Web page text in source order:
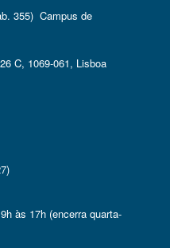
355) Campus de
C, 1069-061, Lisboa
às 17h (encerra quarta-